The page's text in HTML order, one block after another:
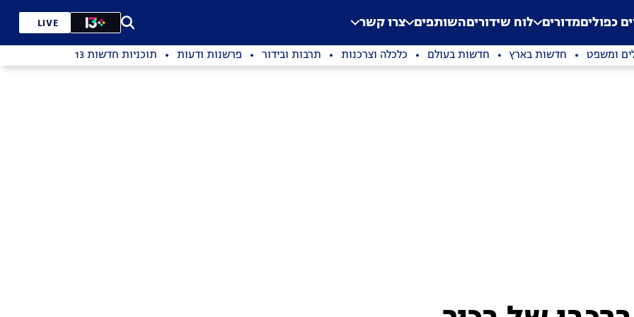
Application error: a
. כפוליםמדורים לוח שידוריםהשותפים צרו קשר LIVE
ומשפט חדשות בארץ חדשות בעולם כלכלה וצרכנות תרבות ובידור פרשנות ודעות תוכניות חדשות 13